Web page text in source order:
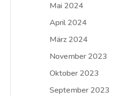
Mai 2024
April 2024
März 2024
November 2023
Oktober 2023
September 2023